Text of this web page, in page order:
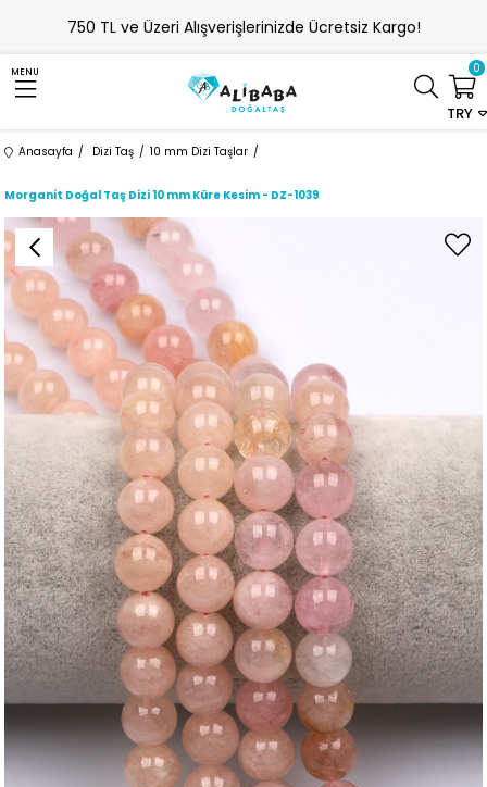
750 TL ve Üzeri Alışverişlerinizde Ücretsiz Kargo!
MENU
TRY
0
Anasayfa Dizi Taş 10 mm Dizi Taşlar
Morganit Doğal Taş Dizi 10 mm Küre Kesim - DZ-1039